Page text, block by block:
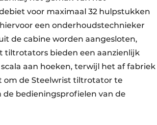
voor maximaal 32 hulpstukken
een onderhoudstechnieker
de cabine worden aangesloten,
tiltrotators bieden een aanzienlijk
aan hoeken, terwijl het af fabriek
om de Steelwrist tiltrotator te
bedieningsprofielen van de